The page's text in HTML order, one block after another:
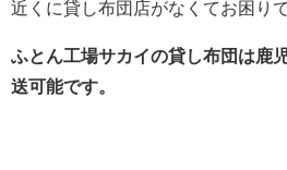
近くに貸し布団店がなくてお困り
ふとん工場サカイの貸し布団は鹿
送可能です。